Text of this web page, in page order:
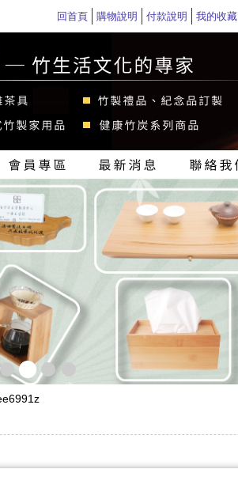
回首頁 購物說明 付款說明 我的收藏
化石的自然之旅吧！
迎找璞園！
璞園竹醋液通過SGS抗菌、無重金屬殘留的檢測٩(๑❛ᴗ❛๑)۶